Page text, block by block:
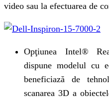
video sau la efectuarea de
Opţiunea Intel®
dispune modelul cu
beneficiază de
scanarea 3D a